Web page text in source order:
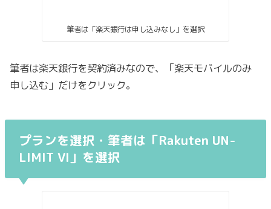
筆者は「楽天銀行は申し込みなし」を選択
筆者は楽天銀行を契約済みなので、「楽天モバイルのみ
申し込む」だけをクリック。
プランを選択・筆者は「Rakuten UN-
LIMIT VI」を選択